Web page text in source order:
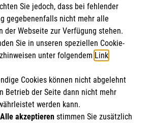
für Kirche und Caritas eG
uns
Sie jedoch, dass bei fehlender
gegebenenfalls nicht mehr alle
der Webseite zur Verfügung stehen.
Sie in unseren speziellen Cookie-
unter folgendem Link.
Cookies können nicht abgelehnt
Betrieb der Seite dann nicht mehr
werden kann.
Alle akzeptierenstimmen Sie zusätzlich